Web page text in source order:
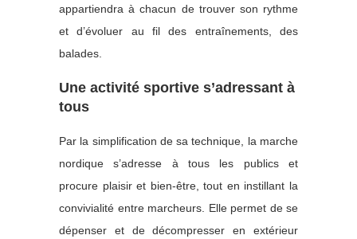
appartiendra à chacun de trouver son rythme
et d’évoluer au fil des entraînements, des
balades.
Une activité sportive s’adressant à
tous
Par la simplification de sa technique, la marche
nordique s’adresse à tous les publics et
procure plaisir et bien-être, tout en instillant la
convivialité entre marcheurs. Elle permet de se
dépenser et de décompresser en extérieur